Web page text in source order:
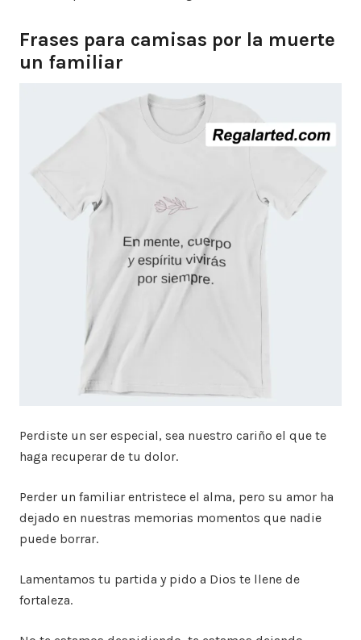
Frases para camisas por la muerte
un familiar
Perdiste un ser especial, sea nuestro cariño el que te
haga recuperar de tu dolor.
Perder un familiar entristece el alma, pero su amor ha
dejado en nuestras memorias momentos que nadie
puede borrar.
Lamentamos tu partida y pido a Dios te llene de
fortaleza.